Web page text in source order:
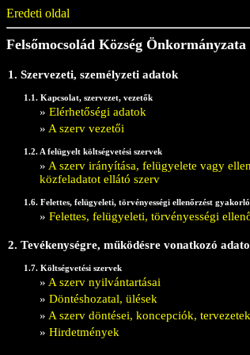
Eredeti oldal
Felsőmocsolád Község
1. Szervezeti, személyzeti adatok
1.1. Kapcsolat, szervezet, vezetők
» Elérhetőségi adatok
» A szerv vezetői
1.2. A felügyelt költségvetési szervek
» A szerv irányítása, felügyelete vagy
közfeladatot ellátó szerv
1.6. Felettes, felügyeleti, törvényességi ellenőrzést
» Felettes, felügyeleti, törvényességi
2. Tevékenységre, működésre vonatkozó
1.7. Költségvetési szervek
» A szerv nyilvántartásai
» Döntéshozatal, ülések
» A szerv döntései, koncepciók,
» Hirdetmények